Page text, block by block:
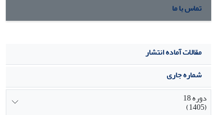
تماس با ما
مقالات آماده انتشار
شماره جاری
دوره 18
(1405)